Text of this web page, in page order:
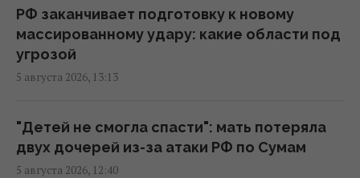
Погиб известный поисковик Алексей Юков,
который занимался возвращением тел
погибших
Эксглавком ставил пусковые РФ в
приоритет, вопросы – к МО, – Цыбулько
РФ заканчивает подготовку к новому
массированному удару: какие области под
угрозой
5 августа 2026, 13:13
"Детей не смогла спасти": мать потеряла
двух дочерей из-за атаки РФ по Сумам
5 августа 2026, 12:40